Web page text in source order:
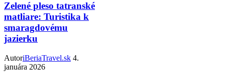
Zelené pleso tatranské
matliare: Turistika k
smaragdovému
jazierku
AutoriBeriaTravel.sk 4.
januára 2026